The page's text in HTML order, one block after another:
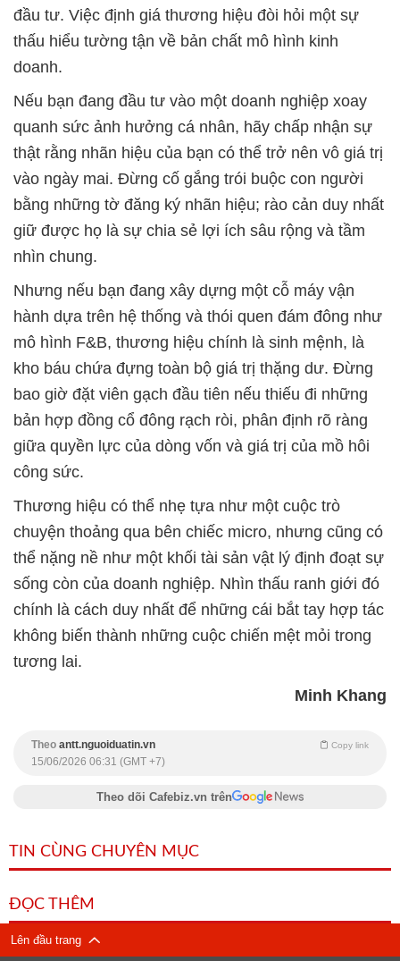
đầu tư. Việc định giá thương hiệu đòi hỏi một sự
thấu hiểu tường tận về bản chất mô hình kinh
doanh.
Nếu bạn đang đầu tư vào một doanh nghiệp xoay
quanh sức ảnh hưởng cá nhân, hãy chấp nhận sự
thật rằng nhãn hiệu của bạn có thể trở nên vô giá trị
vào ngày mai. Đừng cố gắng trói buộc con người
bằng những tờ đăng ký nhãn hiệu; rào cản duy nhất
giữ được họ là sự chia sẻ lợi ích sâu rộng và tầm
nhìn chung.
Nhưng nếu bạn đang xây dựng một cỗ máy vận
hành dựa trên hệ thống và thói quen đám đông như
mô hình F&B, thương hiệu chính là sinh mệnh, là
kho báu chứa đựng toàn bộ giá trị thặng dư. Đừng
bao giờ đặt viên gạch đầu tiên nếu thiếu đi những
bản hợp đồng cổ đông rạch ròi, phân định rõ ràng
giữa quyền lực của dòng vốn và giá trị của mồ hôi
công sức.
Thương hiệu có thể nhẹ tựa như một cuộc trò
chuyện thoảng qua bên chiếc micro, nhưng cũng có
thể nặng nề như một khối tài sản vật lý định đoạt sự
sống còn của doanh nghiệp. Nhìn thấu ranh giới đó
chính là cách duy nhất để những cái bắt tay hợp tác
không biến thành những cuộc chiến mệt mỏi trong
tương lai.
Minh Khang
Theo antt.nguoiduatin.vn Copy link
15/06/2026 06:31 (GMT +7)
Theo dõi Cafebiz.vn trên
TIN CÙNG CHUYÊN MỤC
ĐỌC THÊM
Lên đầu trang